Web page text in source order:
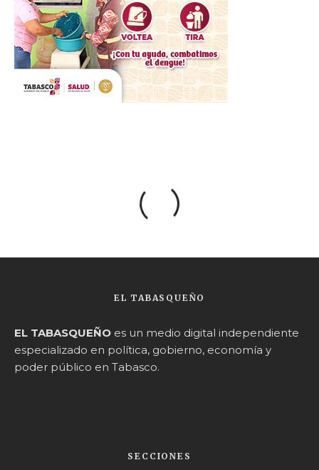
EL TABASQUEÑO
EL TABASQUEÑO es un medio digital independiente
especializado en política, gobierno, economía y
poder público en Tabasco.
SECCIONES